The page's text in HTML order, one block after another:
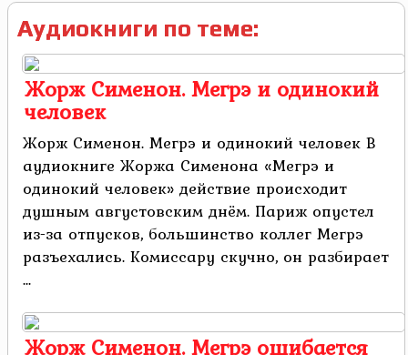
Аудиокниги по теме:
Жорж Сименон. Мегрэ и одинокий
человек
Жорж Сименон. Мегрэ и одинокий человек В
аудиокниге Жоржа Сименона «Мегрэ и
одинокий человек» действие происходит
душным августовским днём. Париж опустел
из-за отпусков, большинство коллег Мегрэ
разъехались. Комиссару скучно, он разбирает
...
Жорж Сименон. Мегрэ ошибается